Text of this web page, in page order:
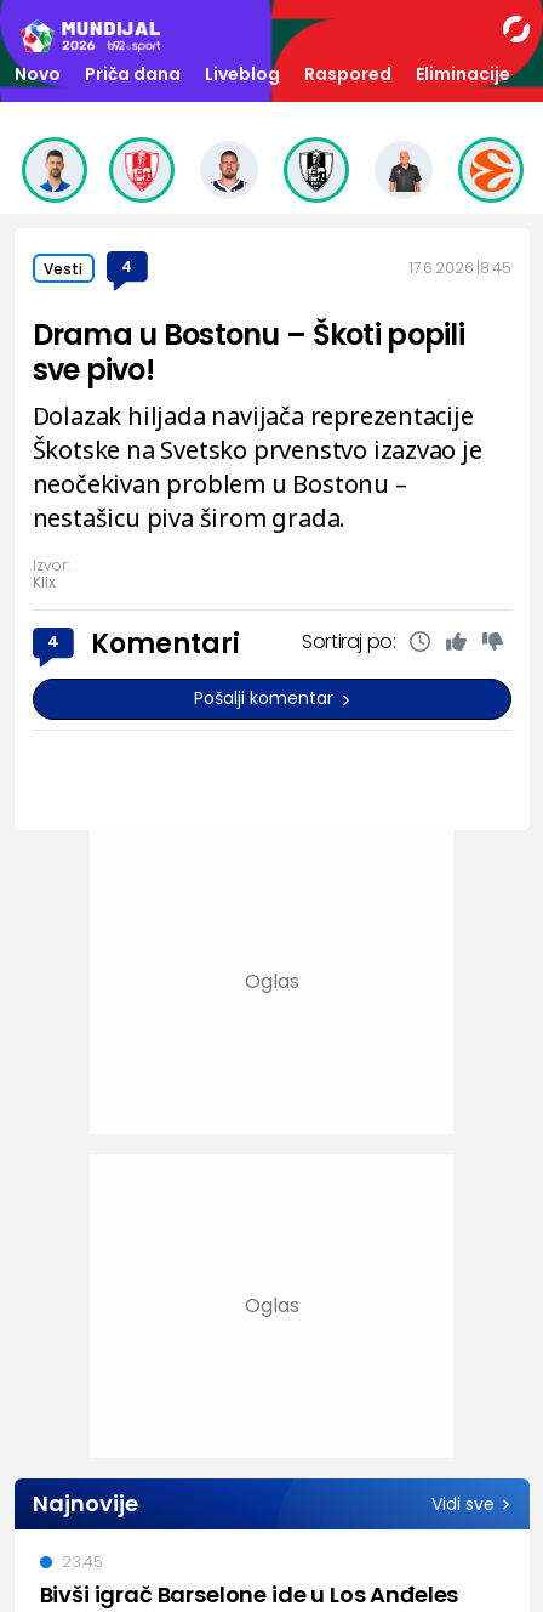
Novo Priča dana Liveblog Raspored Eliminacije
Vesti 4 17.6.2026. 8:45
Drama u Bostonu – Škoti popili
sve pivo!
Dolazak hiljada navijača reprezentacije
Škotske na Svetsko prvenstvo izazvao je
neočekivan problem u Bostonu –
nestašicu piva širom grada.
Izvor:
Klix
4 Komentari Sortiraj po:
Pošalji komentar
Najnovije Vidi sve
Bivši igrač Barselone ide u Los Anđeles
23:45